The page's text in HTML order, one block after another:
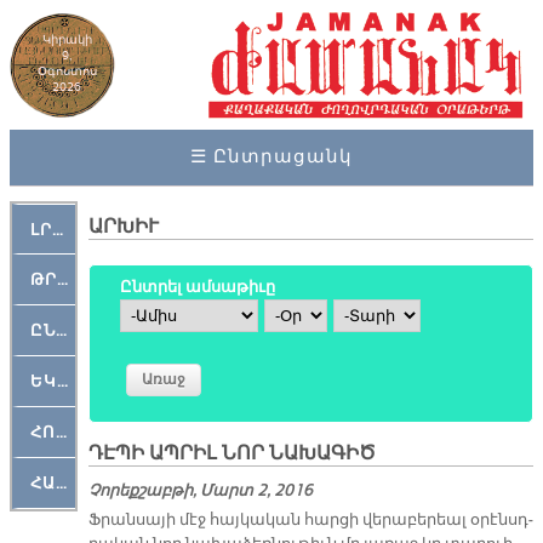
Կիրակի
9,
Օգոստոս
2026
☰ Ընտրացանկ
ԼՐԱՀՈՍ
ԹՐՔԱՀԱՅ ԿԵԱՆՔ
ԸՆԿԵՐԱՄՇԱԿՈՒԹԱՅԻՆ
ԵԿԵՂԵՑԱԿԱՆ
ՀՈԳԵՄՏԱՒՈՐ
ՀԱՐԹԱԿ
ԱՐԽԻՒ
Ընտրել ամսաթիւը
Ամիս
Օր Տարի
ԴԷՊԻ ԱՊՐԻԼ ՆՈՐ ՆԱԽԱԳԻԾ
Չորեքշաբթի, Մարտ 2, 2016
Ֆրան­սա­յի մէջ հայ­կա­կան հար­ցի վե­րա­բե­րեալ օ­րէնսդ­